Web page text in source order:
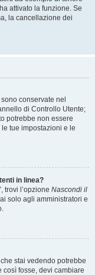
attivato la funzione. Se
la cancellazione dei
conservate nel
di Controllo Utente;
potrebbe non essere
tue impostazioni e le
in linea?
trovi l’opzione Nascondi il
solo agli amministratori e
stai vedendo potrebbe
così fosse, devi cambiare